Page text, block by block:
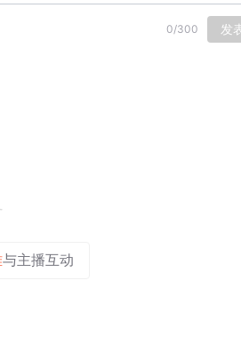
0/300 发
与主播互动